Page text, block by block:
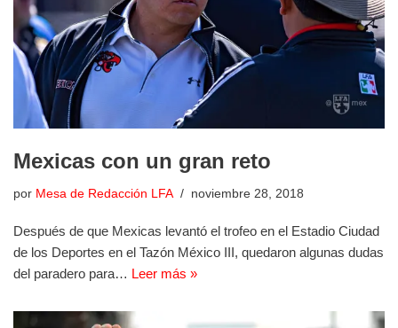
Mexicas con un gran reto
por Mesa de Redacción LFA noviembre 28, 2018
Después de que Mexicas levantó el trofeo en el Estadio Ciudad
de los Deportes en el Tazón México III, quedaron algunas dudas
del paradero para… Leer más »